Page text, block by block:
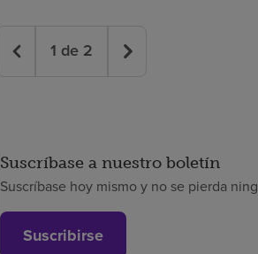
1 de 2
Suscríbase a nuestro boletín
Suscríbase hoy mismo y no se pierda
Suscribirse